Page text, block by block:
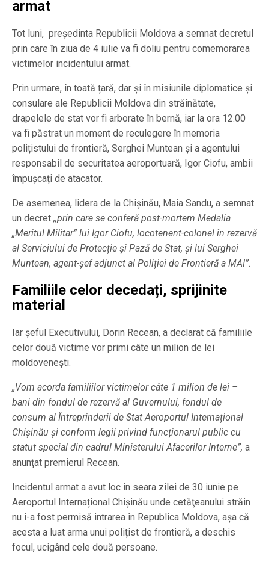
armat
Tot luni, președinta Republicii Moldova a semnat decretul
prin care în ziua de 4 iulie va fi doliu pentru comemorarea
victimelor incidentului armat.
Prin urmare, în toată țară, dar și în misiunile diplomatice și
consulare ale Republicii Moldova din străinătate,
drapelele de stat vor fi arborate în bernă, iar la ora 12.00
va fi păstrat un moment de reculegere în memoria
polițistului de frontieră, Serghei Muntean și a agentului
responsabil de securitatea aeroportuară, Igor Ciofu, ambii
împușcați de atacator.
De asemenea, lidera de la Chișinău, Maia Sandu, a semnat
un decret ,,prin care se conferă post-mortem Medalia
„Meritul Militar” lui Igor Ciofu, locotenent-colonel în rezervă
al Serviciului de Protecție și Pază de Stat, și lui Serghei
Muntean, agent-șef adjunct al Poliției de Frontieră a MAI”.
Familiile celor decedați, sprijinite
material
Iar șeful Executivului, Dorin Recean, a declarat că familiile
celor două victime vor primi câte un milion de lei
moldovenești.
„Vom acorda familiilor victimelor câte 1 milion de lei –
bani din fondul de rezervă al Guvernului, fondul de
consum al Întreprinderii de Stat Aeroportul Internațional
Chișinău și conform legii privind funcționarul public cu
statut special din cadrul Ministerului Afacerilor Interne”, a
anunțat premierul Recean.
Incidentul armat a avut loc în seara zilei de 30 iunie pe
Aeroportul Internațional Chişinău unde cetăţeanului străin
nu i-a fost permisă intrarea în Republica Moldova, așa că
acesta a luat arma unui polițist de frontieră, a deschis
focul, ucigând cele două persoane.